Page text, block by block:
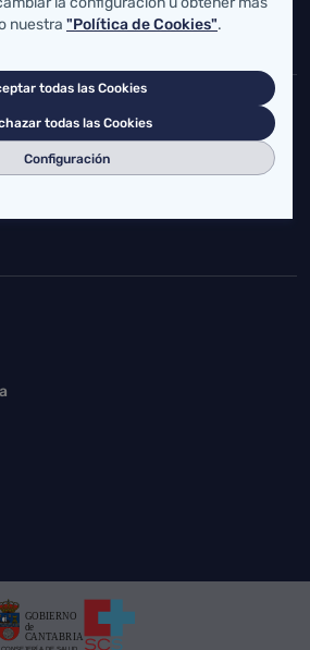
Cantabria en las redes sociales.
nuestra "Política de Cookies".
todas las Cookies
todas las Cookies
Configuración